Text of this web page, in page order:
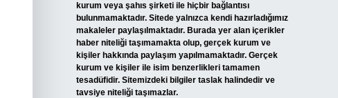
kurum veya şahıs şirketi ile hiçbir bağlantısı
bulunmamaktadır. Sitede yalnızca kendi hazırladığımız
makaleler paylaşılmaktadır. Burada yer alan içerikler
haber niteliği taşımamakta olup, gerçek kurum ve
kişiler hakkında paylaşım yapılmamaktadır. Gerçek
kurum ve kişiler ile isim benzerlikleri tamamen
tesadüfidir. Sitemizdeki bilgiler taslak halindedir ve
tavsiye niteliği taşımazlar.